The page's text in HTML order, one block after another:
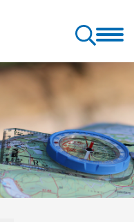
der Wallfahrt& Service